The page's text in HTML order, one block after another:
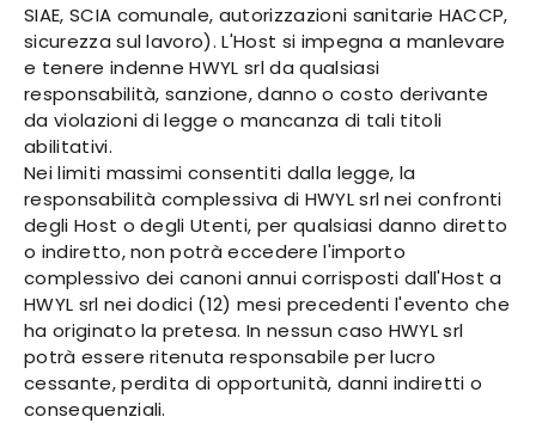
SIAE, SCIA comunale, autorizzazioni sanitarie HACCP,
sicurezza sul lavoro). L'Host si impegna a manlevare
e tenere indenne HWYL srl da qualsiasi
responsabilità, sanzione, danno o costo derivante
da violazioni di legge o mancanza di tali titoli
abilitativi.
Nei limiti massimi consentiti dalla legge, la
responsabilità complessiva di HWYL srl nei confronti
degli Host o degli Utenti, per qualsiasi danno diretto
o indiretto, non potrà eccedere l'importo
complessivo dei canoni annui corrisposti dall'Host a
HWYL srl nei dodici (12) mesi precedenti l'evento che
ha originato la pretesa. In nessun caso HWYL srl
potrà essere ritenuta responsabile per lucro
cessante, perdita di opportunità, danni indiretti o
consequenziali.